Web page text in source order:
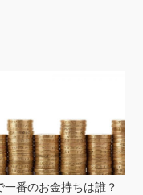
一番のお金持ちは誰？